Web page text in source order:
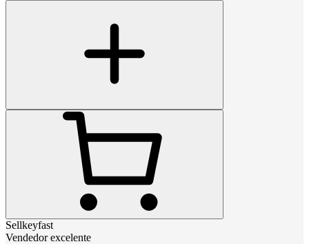
Sellkeyfast
Vendedor excelente